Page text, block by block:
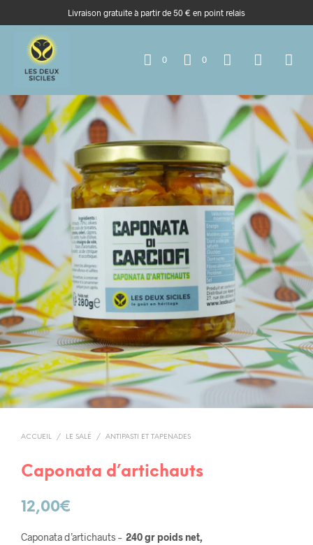
Livraison gratuite à partir de 50 € en point relais
0 0
ACCUEIL / LE SALÉ / ANTIPASTI ET TAPENADES
Caponata d’artichauts
12,00€
Caponata d’artichauts – 240 gr poids net,